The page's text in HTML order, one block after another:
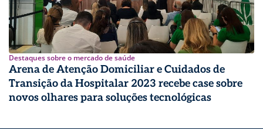
Destaques sobre o mercado de saúde
Arena de Atenção Domiciliar e Cuidados de
Transição da Hospitalar 2023 recebe case sobre
novos olhares para soluções tecnológicas